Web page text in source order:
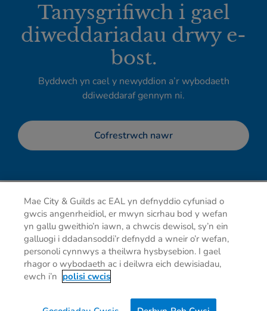
Tanysgrifiwch i gael
diweddariadau drwy e-
bost.
Byddwch yn cael y newyddion a’r wybodaeth
ddiweddaraf gennym ni.
Cofrestrwch nawr
Hysbysiad preifatrwydd Cwcis
Telerau defnyddio
Mae City & Guilds ac EAL yn defnyddio cyfuniad o
gwcis angenrheidiol, er mwyn sicrhau bod y wefan
yn gallu gweithio’n iawn, a chwcis dewisol, sy’n ein
galluogi i ddadansoddi’r defnydd a wneir o’r wefan,
personoli cynnwys a theilwra hysbysebion. I gael
rhagor o wybodaeth ac i deilwra eich dewisiadau,
ewch i’n polisi cwcis